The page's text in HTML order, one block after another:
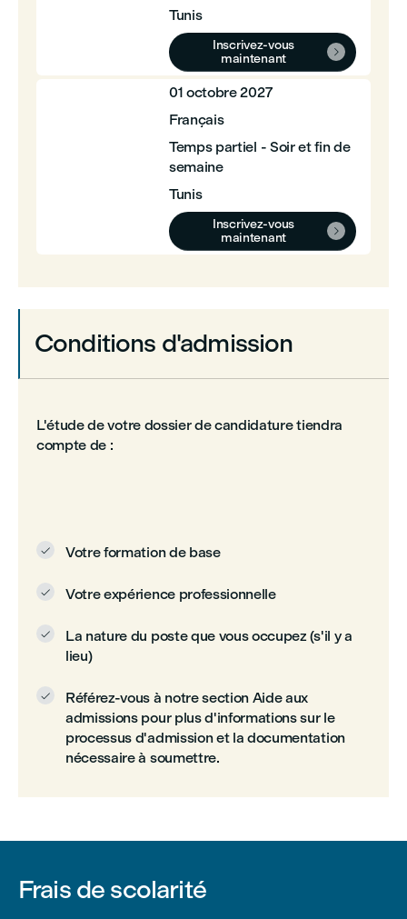
Tunis
Inscrivez-vous
maintenant

01 octobre 2027
Français
Temps partiel - Soir et fin de
semaine
Tunis
Inscrivez-vous
maintenant

Conditions d'admission
L'étude de votre dossier de candidature tiendra
compte de :
 Votre formation de base
 Votre expérience professionnelle

La nature du poste que vous occupez (s'il y a
lieu)

Référez-vous à notre section Aide aux
admissions pour plus d'informations sur le
processus d'admission et la documentation
nécessaire à soumettre.
Frais de scolarité